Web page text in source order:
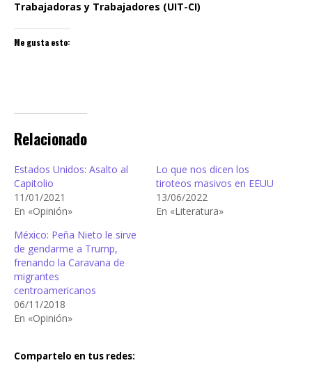
Trabajadoras y Trabajadores (UIT-CI)
Me gusta esto:
Relacionado
Estados Unidos: Asalto al
Capitolio
11/01/2021
En «Opinión»
Lo que nos dicen los
tiroteos masivos en EEUU
13/06/2022
En «Literatura»
México: Peña Nieto le sirve
de gendarme a Trump,
frenando la Caravana de
migrantes
centroamericanos
06/11/2018
En «Opinión»
Compartelo en tus redes: